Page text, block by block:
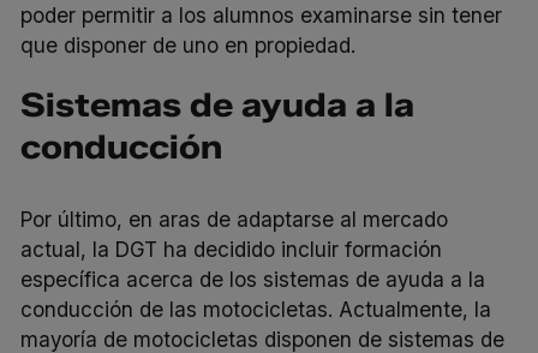
poder permitir a los alumnos examinarse sin tener
que disponer de uno en propiedad.
Sistemas de ayuda a la
conducción
Por último, en aras de adaptarse al mercado
actual, la DGT ha decidido incluir formación
específica acerca de los sistemas de ayuda a la
conducción de las motocicletas. Actualmente, la
mayoría de motocicletas disponen de sistemas de